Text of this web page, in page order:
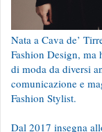
Nata a Cava de’
Fashion Design,
di moda da diversi
comunicazione e
Fashion Stylist.
Dal 2017 insegna